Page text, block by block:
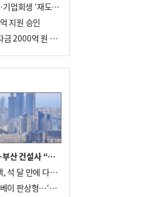
홈플러스, 법원에 즉시항고…기업회생 ‘재도전’
지원 승인
메리츠, 홈플러스 회생 긴급자금 2000억 원 지원 승인
수도권과 다른데 같은 규제…부산 건설사 “쓰러지기 직전”
부산지역 준공 후 미분양 주택, 석 달 만에 다시 3000가구 넘어서
대연·문현 생활권, 전 세대 4베이 판상형…‘더샵 트리센트’ 내달 분양